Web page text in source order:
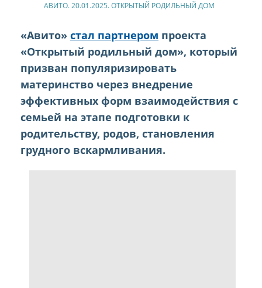
АВИТО. 20.01.2025. ОТКРЫТЫЙ РОДИЛЬНЫЙ ДОМ
«Авито» стал партнером проекта
«Открытый родильный дом», который
призван популяризировать
материнство через внедрение
эффективных форм взаимодействия с
семьей на этапе подготовки к
родительству, родов, становления
грудного вскармливания.